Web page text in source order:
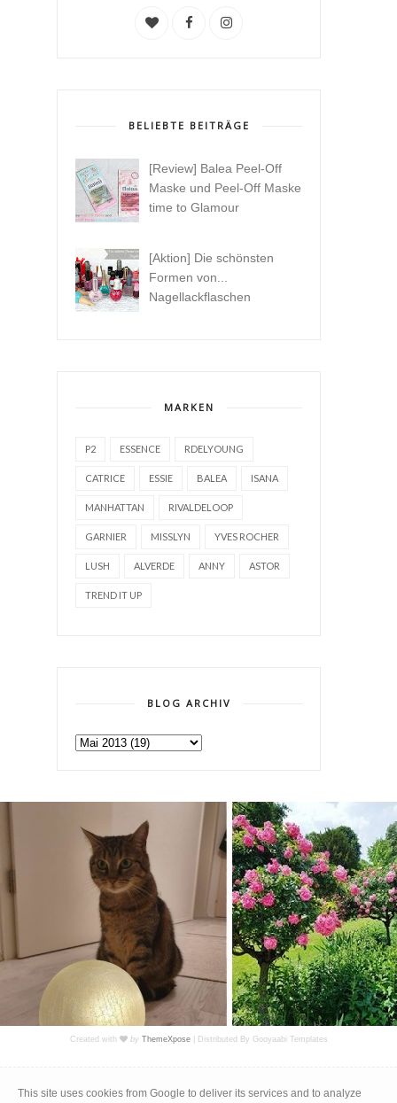
BELIEBTE BEITRÄGE
[Review] Balea Peel-Off
Maske und Peel-Off Maske
time to Glamour
[Aktion] Die schönsten
Formen von...
Nagellackflaschen
MARKEN
P2 ESSENCE RDELYOUNG
CATRICE ESSIE BALEA ISANA
MANHATTAN RIVALDELOOP
GARNIER MISSLYN YVES ROCHER
LUSH ALVERDE ANNY ASTOR
TREND IT UP
BLOG ARCHIV
Created with by ThemeXpose| Distributed By Gooyaabi Templates
This site uses cookies from Google to deliver its services and to analyze